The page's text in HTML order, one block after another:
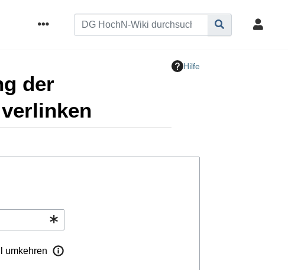
Hilfe
der
umkehren